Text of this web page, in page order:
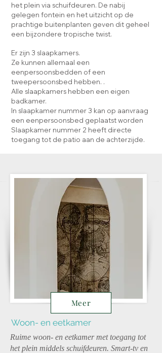
het plein via schuifdeuren. De nabij
gelegen fontein en het uitzicht op de
prachtige buitenplanten geven dit geheel
een bijzondere tropische twist.
Er zijn 3 slaapkamers.
Ze kunnen allemaal een
eenpersoonsbedden of een
tweepersoonsbed hebben. .
Alle slaapkamers hebben een eigen
badkamer.
In slaapkamer nummer 3 kan op aanvraag
een eenpersoonsbed geplaatst worden
Slaapkamer nummer 2 heeft directe
toegang tot de patio aan de achterzijde.
Meer
Woon- en eetkamer
Ruime woon- en eetkamer met toegang tot
het plein middels schuifdeuren. Smart-tv en